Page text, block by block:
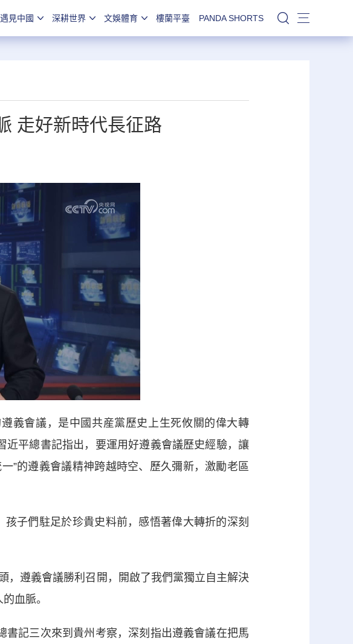
遇見中國 深耕世界 文娛體育 樓蘭平臺 PANDA SHORTS 站內搜索
走好新時代長征路
義會議，是中國共産黨歷史上生死攸關的偉大轉
平總書記指出，要運用好遵義會議歷史經驗，讓
”的遵義會議精神跨越時空、歷久彌新，激勵老區
子們駐足於珍貴史料前，感悟著偉大轉折的深刻
遵義會議勝利召開，開啟了我們黨獨立自主解決
血脈。
記三次來到貴州考察，深刻指出遵義會議在把馬